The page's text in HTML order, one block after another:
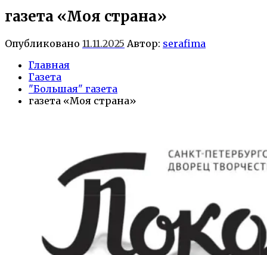
газета «Моя страна»
Опубликовано 11.11.2025 Автор: serafima
Главная
Газета
"Большая" газета
газета «Моя страна»